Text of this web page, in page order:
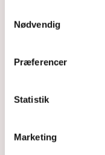
Nødvendig
Præferencer
Statistik
Marketing